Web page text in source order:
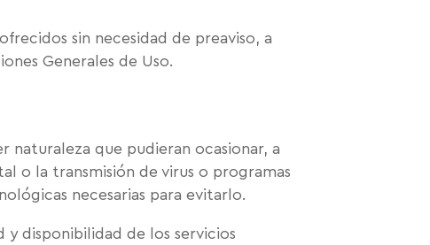
sin necesidad de preaviso, a
Generales de Uso.
naturaleza que pudieran ocasionar, a
o la transmisión de virus o programas
necesarias para evitarlo.
disponibilidad de los servicios